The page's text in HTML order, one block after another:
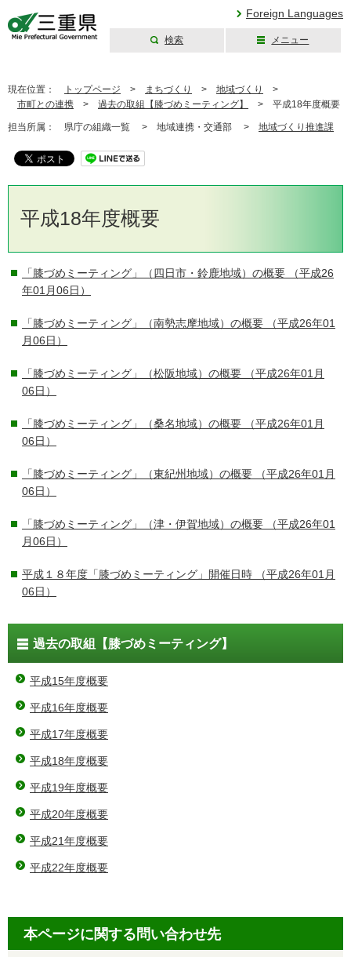
Foreign Languages
検索 メニュー
現在位置： トップページ > まちづくり > 地域づくり
>
市町との連携 > 過去の取組【膝づめミーティング】 > 平成18年度概要
担当所属： 県庁の組織一覧 > 地域連携・交通部 > 地域づくり推進課
平成18年度概要
「膝づめミーティング」（四日市・鈴鹿地域）の概要 （平成26
年01月06日）
「膝づめミーティング」（南勢志摩地域）の概要 （平成26年01
月06日）
「膝づめミーティング」（松阪地域）の概要 （平成26年01月
06日）
「膝づめミーティング」（桑名地域）の概要 （平成26年01月
06日）
「膝づめミーティング」（東紀州地域）の概要 （平成26年01月
06日）
「膝づめミーティング」（津・伊賀地域）の概要 （平成26年01
月06日）
平成１８年度「膝づめミーティング」開催日時 （平成26年01月
06日）
過去の取組【膝づめミーティング】
平成15年度概要
平成16年度概要
平成17年度概要
平成18年度概要
平成19年度概要
平成20年度概要
平成21年度概要
平成22年度概要
本ページに関する問い合わせ先